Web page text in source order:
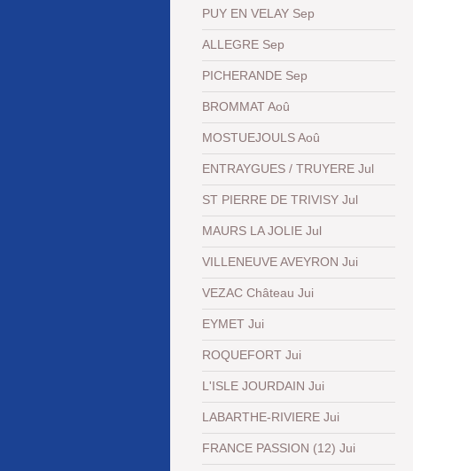
PUY EN VELAY Sep
ALLEGRE Sep
PICHERANDE Sep
BROMMAT Aoû
MOSTUEJOULS Aoû
ENTRAYGUES / TRUYERE Jul
ST PIERRE DE TRIVISY Jul
MAURS LA JOLIE Jul
VILLENEUVE AVEYRON Jui
VEZAC Château Jui
EYMET Jui
ROQUEFORT Jui
L'ISLE JOURDAIN Jui
LABARTHE-RIVIERE Jui
FRANCE PASSION (12) Jui